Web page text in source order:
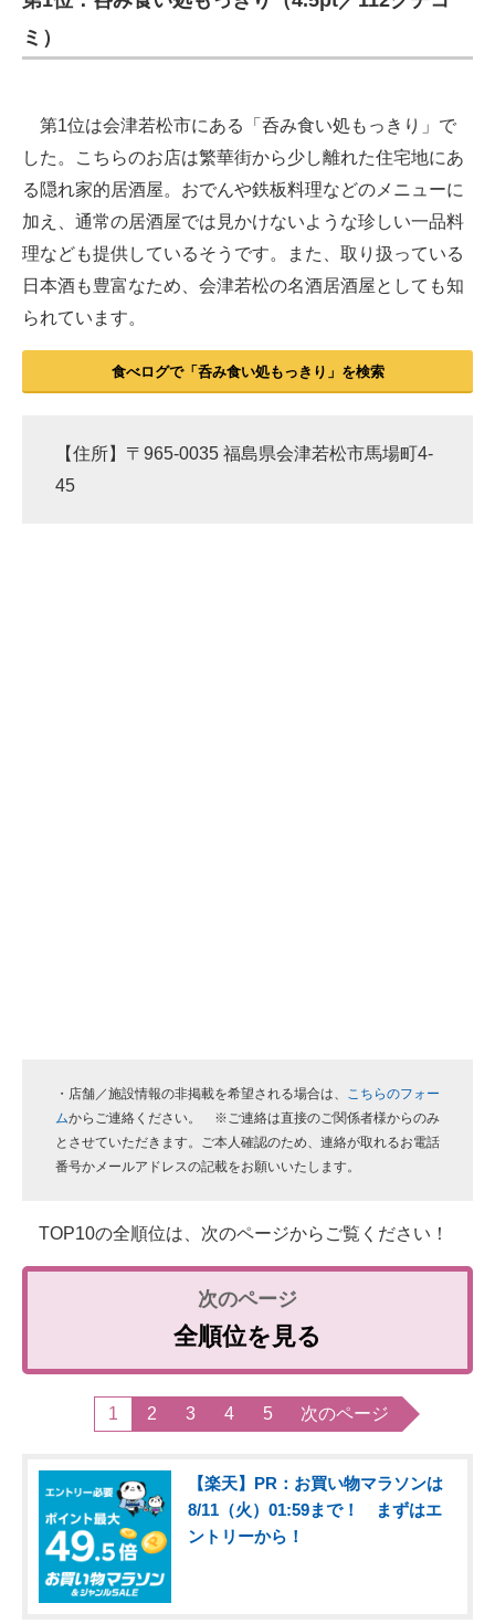
ミ）
第1位は会津若松市にある「呑み食い処もっきり」で
した。こちらのお店は繁華街から少し離れた住宅地にあ
る隠れ家的居酒屋。おでんや鉄板料理などのメニューに
加え、通常の居酒屋では見かけないような珍しい一品料
理なども提供しているそうです。また、取り扱っている
日本酒も豊富なため、会津若松の名酒居酒屋としても知
られています。
食べログで「呑み食い処もっきり」を検索
【住所】〒965-0035 福島県会津若松市馬場町4-
45
・店舗／施設情報の非掲載を希望される場合は、 こちらのフォー
ムからご連絡ください。 ※ご連絡は直接のご関係者様からのみ
とさせていただきます。ご本人確認のため、連絡が取れるお電話
番号かメールアドレスの記載をお願いいたします。
TOP10の全順位は、次のページからご覧ください！
全順位を見る
1 2 3 4 5 次のページ
【楽天】PR：お買い物マラソンは
8/11（火）01:59まで！ まずはエ
ントリーから！